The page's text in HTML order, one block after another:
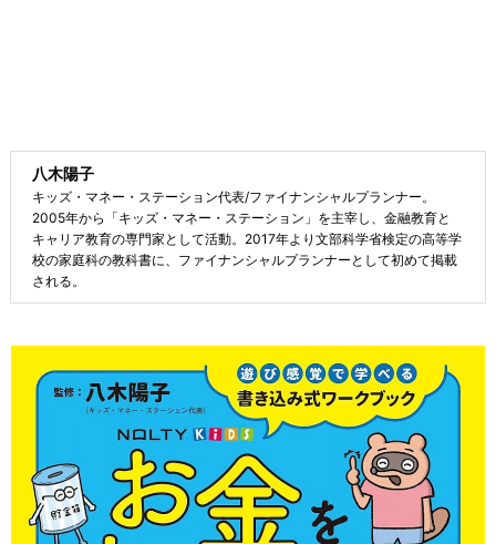
八木陽子
キッズ・マネー・ステーション代表/ファイナンシャルプランナー。
2005年から「キッズ・マネー・ステーション」を主宰し、金融教育と
キャリア教育の専門家として活動。2017年より文部科学省検定の高等学
校の家庭科の教科書に、ファイナンシャルプランナーとして初めて掲載
される。